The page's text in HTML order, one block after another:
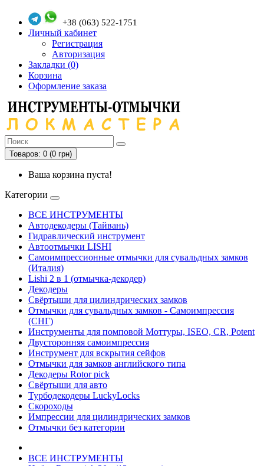
+38 (063) 522-1751
Личный кабинет
Регистрация
Авторизация
Закладки (0)
Корзина
Оформление заказа
Товаров: 0 (0 грн)
Ваша корзина пуста!
Категории
ВСЕ ИНСТРУМЕНТЫ
Автодекодеры (Тайвань)
Гидравлический инструмент
Автоотмычки LISHI
Самоимпрессионные отмычки для сувальдных замков
(Италия)
Lishi 2 в 1 (отмычка-декодер)
Декодеры
Свёртыши для цилиндрических замков
Отмычки для сувальдных замков - Самоимпрессия
(СНГ)
Инструменты для помповой Моттуры, ISEO, CR, Potent
Двусторонняя самоимпрессия
Инструмент для вскрытия сейфов
Отмычки для замков английского типа
Декодеры Rotor pick
Свёртыши для авто
Турбодекодеры LuckyLocks
Скороходы
Импрессии для цилиндрических замков
Отмычки без категории
ВСЕ ИНСТРУМЕНТЫ